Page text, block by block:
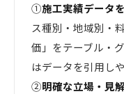
①施工実績データ
ス種別・地域別・
価」をテーブル・
はデータを引用しや
②明確な立場・見